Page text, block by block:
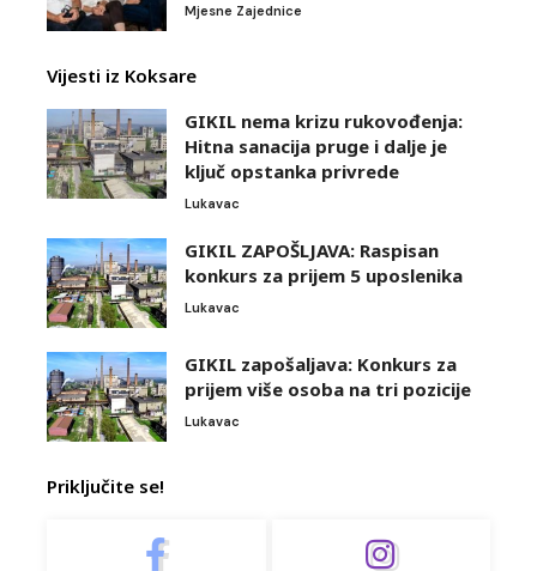
Mjesne Zajednice
Vijesti iz Koksare
GIKIL nema krizu rukovođenja:
Hitna sanacija pruge i dalje je
ključ opstanka privrede
Lukavac
GIKIL ZAPOŠLJAVA: Raspisan
konkurs za prijem 5 uposlenika
Lukavac
GIKIL zapošaljava: Konkurs za
prijem više osoba na tri pozicije
Lukavac
Priključite se!